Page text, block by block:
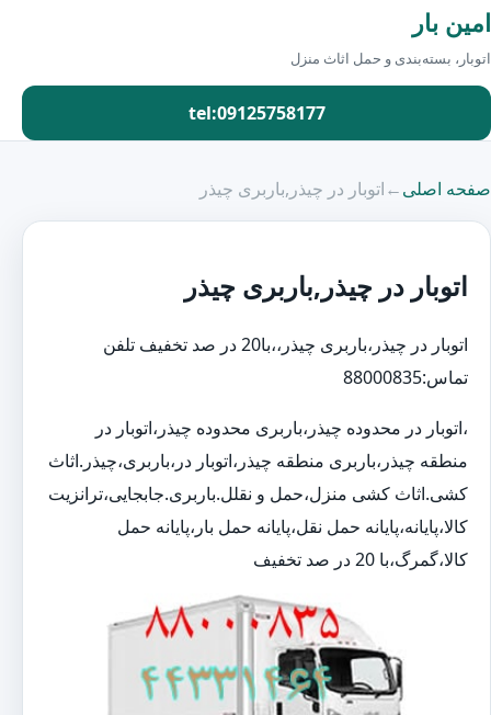
امین بار
اتوبار، بسته‌بندی و حمل اثاث منزل
tel:09125758177
صفحه اصلی←اتوبار در چیذر,باربری چیذر
اتوبار در چیذر,باربری چیذر
اتوبار در چیذر،باربری چیذر،،با20 در صد تخفیف تلفن
تماس:88000835
،اتوبار در محدوده چیذر،باربری محدوده چیذر،اتوبار در
منطقه چیذر،باربری منطقه چیذر،اتوبار در،باربری،چیذر.اثاث
کشی.اثاث کشی منزل،حمل و نقلل.باربری.جابجایی،ترانزیت
کالا،پایانه،پایانه حمل نقل،پایانه حمل بار،پایانه حمل
کالا،گمرگ،با 20 در صد تخفیف